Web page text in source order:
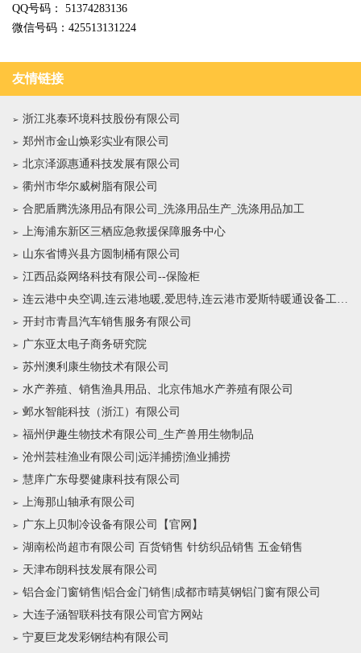
QQ号码： 51374283136
微信号码：425513131224
友情链接
浙江兆泰环境科技股份有限公司
郑州市金山焕彩实业有限公司
北京泽源惠通科技发展有限公司
衢州市华尔威树脂有限公司
合肥盾腾洗涤用品有限公司_洗涤用品生产_洗涤用品加工
上海浦东新区三栖应急救援保障服务中心
山东省博兴县方圆制桶有限公司
江西品焱网络科技有限公司--保险柜
连云港中央空调,连云港地暖,爱思特,连云港市爱斯特暖通设备工程有限公司
开封市青昌汽车销售服务有限公司
广东亚太电子商务研究院
苏州澳利康生物技术有限公司
水产养殖、销售渔具用品、北京伟旭水产养殖有限公司
邺水智能科技（浙江）有限公司
福州伊趣生物技术有限公司_生产兽用生物制品
沧州芸桂渔业有限公司|远洋捕捞|渔业捕捞
慧庠广东母婴健康科技有限公司
上海那山轴承有限公司
广东上贝制冷设备有限公司【官网】
湖南松尚超市有限公司 百货销售 针纺织品销售 五金销售
天津布朗科技发展有限公司
铝合金门窗销售|铝合金门销售|成都市晴莫钢铝门窗有限公司
大连子涵智联科技有限公司官方网站
宁夏巨龙发彩钢结构有限公司